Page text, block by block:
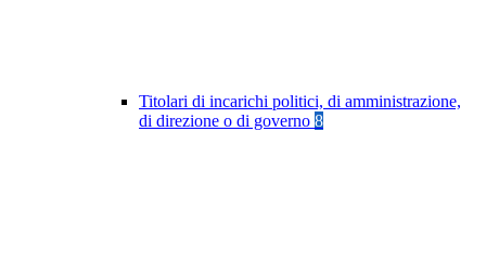
Titolari di incarichi politici, di amministrazione,
di direzione o di governo 8